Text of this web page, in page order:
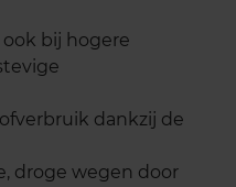
bij hogere
dankzij de
droge wegen door